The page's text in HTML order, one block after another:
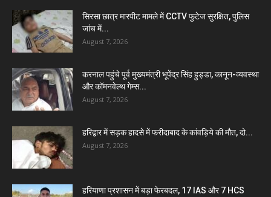
सिरसा छात्र मारपीट मामले में CCTV फुटेज सुरक्षित, पुलिस
जांच में...
August 7, 2026
करनाल पहुंचे पूर्व मुख्यमंत्री भूपेंद्र सिंह हुड्डा, कानून-व्यवस्था
और कॉमनवेल्थ गेम्स...
August 7, 2026
हरिद्वार में सड़क हादसे में फरीदाबाद के कांवड़िये की मौत, दो...
August 7, 2026
हरियाणा प्रशासन में बड़ा फेरबदल, 17 IAS और 7 HCS